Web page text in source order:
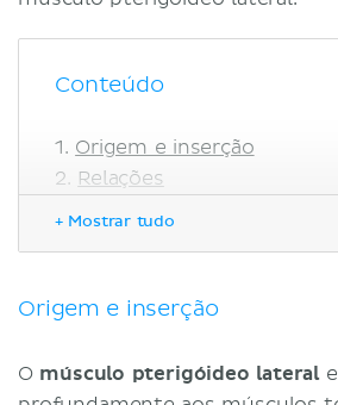
Conteúdo
Origem e inserção
Relações
Mnemônico para as
Referências
+ Mostrar tudo
Origem e inserção
O músculo pterigóideo lateral